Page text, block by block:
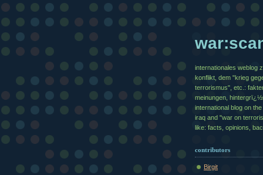
internationales weblog
konflikt, dem "krieg
terrorismus", etc.:
meinungen,
international blog on
iraq and "war on
like: facts, opinions,
contributors
Birgit